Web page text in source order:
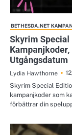
BETHESDA.NET
Skyrim Special
Utgångsdatum
Lydia Hawthorne
Skyrim Special
kampanjkoder som
förbättrar din